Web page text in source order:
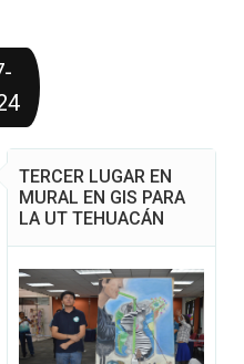
TERCER LUGAR EN
MURAL EN GIS PARA
LA UT TEHUACÁN